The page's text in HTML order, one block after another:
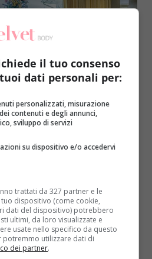
luci, musica e
alcuni trascorrono la
tempo, o dove...
il tuo consenso
dati personali per:
personalizzati, misurazione
contenuti e degli annunci,
sviluppo di servizi
su dispositivo e/o accedervi
trattati da 327 partner e le
dispositivo (come cookie,
dati del dispositivo) potrebbero
ultimi, da loro visualizzate e
usate nello specifico da questo
potremmo utilizzare dati di
dei partner.